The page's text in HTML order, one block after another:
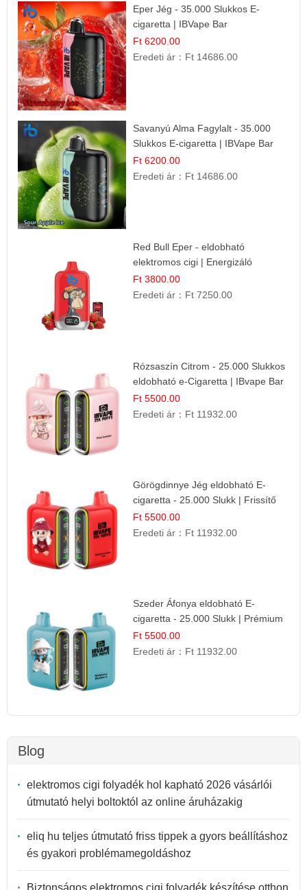
Eper Jég - 35.000 Slukkos E-
cigaretta | IBVape Bar
Ft 6200.00
Eredeti ár： Ft 14686.00
Savanyú Alma Fagylalt - 35.000
Slukkos E-cigaretta | IBVape Bar
Ft 6200.00
Eredeti ár： Ft 14686.00
Red Bull Eper - eldobható
elektromos cigi | Energizáló
Gyümölcs Íz
Ft 3800.00
Eredeti ár： Ft 7250.00
Rózsaszín Citrom - 25.000 Slukkos
eldobható e-Cigaretta | IBvape Bar
Ft 5500.00
Eredeti ár： Ft 11932.00
Görögdinnye Jég eldobható E-
cigaretta - 25.000 Slukk | Frissítő
Nyári Íz
Ft 5500.00
Eredeti ár： Ft 11932.00
Szeder Áfonya eldobható E-
cigaretta - 25.000 Slukk | Prémium
Gyümölcs Íz
Ft 5500.00
Eredeti ár： Ft 11932.00
Blog
elektromos cigi folyadék hol kapható 2026 vásárlói
útmutató helyi boltoktól az online áruházakig
eliq hu teljes útmutató friss tippek a gyors beállításhoz
és gyakori problémamegoldáshoz
Biztonságos elektromos cigi folyadék készítése otthon